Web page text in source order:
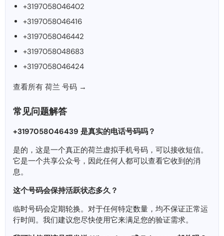
+3197058046402
+3197058046416
+3197058046442
+3197058048683
+3197058046424
查看所有 荷兰 号码 →
常见问题解答
+3197058046439 是真实的电话号码吗？
是的，这是一个真正的荷兰虚拟手机号码，可以接收短信。
它是一个共享公众号，因此任何人都可以查看它收到的消
息。
这个号码会保持活跃状态​​多久？
临时号码会定期轮换。对于任何特定数量，均不保证正常运
行时间。我们建议您尽快使用它来满足您的验证需求。